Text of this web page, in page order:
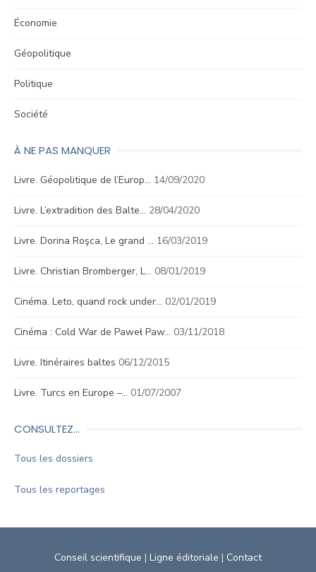
Économie
Géopolitique
Politique
Société
À NE PAS MANQUER
Livre. Géopolitique de l’Europ… 14/09/2020
Livre. L’extradition des Balte… 28/04/2020
Livre. Dorina Roşca, Le grand … 16/03/2019
Livre. Christian Bromberger, L… 08/01/2019
Cinéma. Leto, quand rock under… 02/01/2019
Cinéma : Cold War de Paweł Paw… 03/11/2018
Livre. Itinéraires baltes 06/12/2015
Livre. Turcs en Europe –… 01/07/2007
CONSULTEZ…
Tous les dossiers
Tous les reportages
Conseil scientifique | Ligne éditoriale | Contact